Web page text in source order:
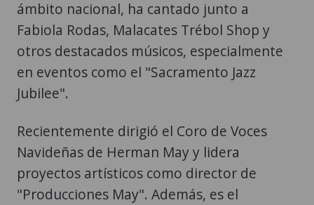
ámbito nacional, ha cantado junto a
Fabiola Rodas, Malacates Trébol Shop y
otros destacados músicos, especialmente
en eventos como el "Sacramento Jazz
Jubilee".
Recientemente dirigió el Coro de Voces
Navideñas de Herman May y lidera
proyectos artísticos como director de
"Producciones May". Además, es el